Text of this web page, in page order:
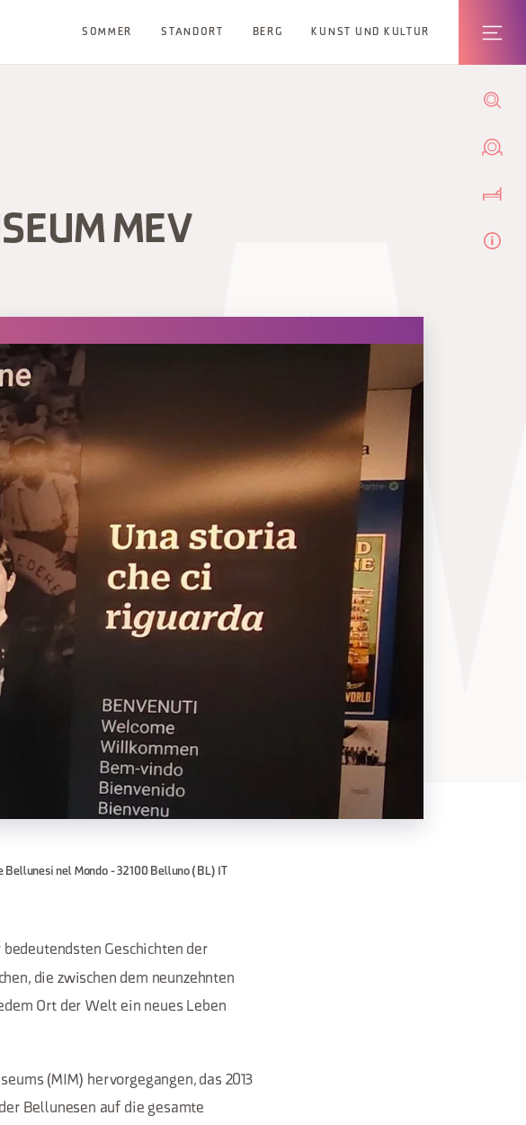
SOMMER STANDORT BERG KUNST UND KULTUR
MEV
Bellunesi nel Mondo - 32100 Belluno (BL) IT
Geschichten der
die zwischen dem neunzehnten
Ort der Welt ein neues Leben
(MIM) hervorgegangen, das 2013
Bellunesen auf die gesamte